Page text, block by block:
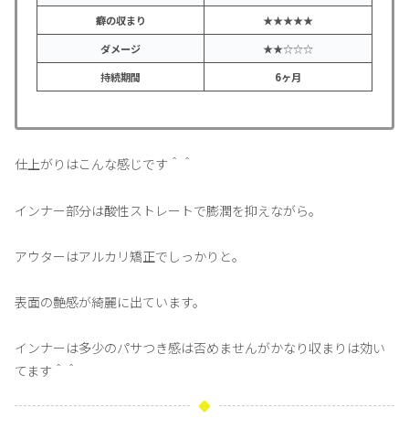
癖の収まり
★★★★★
ダメージ
★★☆☆☆
持続期間
6ヶ月
仕上がりはこんな感じです＾＾
インナー部分は酸性ストレートで膨潤を抑えながら。
アウターはアルカリ矯正でしっかりと。
表面の艶感が綺麗に出ています。
インナーは多少のパサつき感は否めませんがかなり収まりは効い
てます＾＾